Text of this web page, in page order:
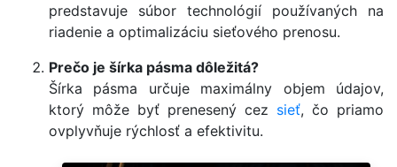
predstavuje súbor technológií používaných na
riadenie a optimalizáciu sieťového prenosu.
Prečo je šírka pásma dôležitá?
Šírka pásma určuje maximálny objem údajov,
ktorý môže byť prenesený cez sieť, čo priamo
ovplyvňuje rýchlosť a efektivitu.